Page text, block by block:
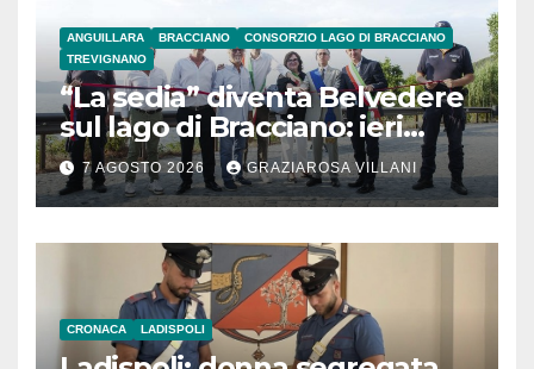
ANGUILLARA BRACCIANO
CONSORZIO LAGO DI BRACCIANO
TREVIGNANO
“La sedia” diventa Belvedere
sul lago di Bracciano: ieri
l’inaugurazione
7 AGOSTO 2026 GRAZIAROSA VILLANI
CRONACA LADISPOLI